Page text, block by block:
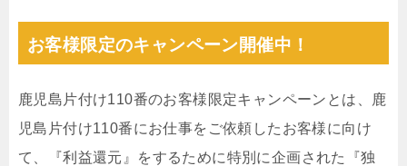
お客様限定のキャンペーン開催中！
鹿児島片付け110番のお客様限定キャンペーンとは、鹿
児島片付け110番にお仕事をご依頼したお客様に向け
て、『利益還元』をするために特別に企画された『独